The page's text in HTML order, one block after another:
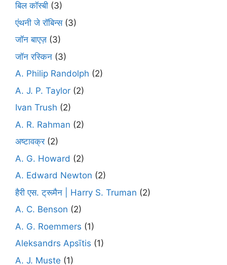
बिल कॉस्बी (3)
एंथनी जे रॉबिन्स(3)
जॉन बाएज़ (3)
जॉन रस्किन (3)
A. Philip Randolph (2)
A. J. P. Taylor (2)
Ivan Trush (2)
A. R. Rahman (2)
अष्टावक्र(2)
A. G. Howard (2)
A. Edward Newton (2)
हैरी एस. ट्रूमैन | Harry S. Truman (2)
A. C. Benson (2)
A. G. Roemmers (1)
Aleksandrs Apsītis (1)
A. J. Muste (1)